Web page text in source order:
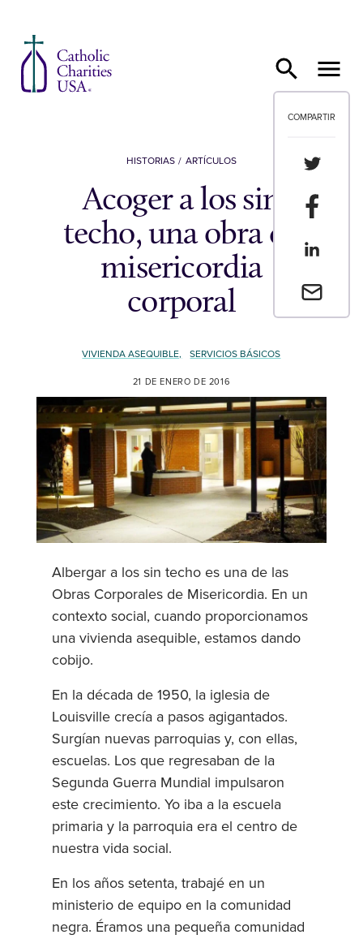
COMPARTIR
Envia un
HISTORIAS ARTÍCULOS
Acoger a los sin
techo, una obra de
misericordia
corporal
VIVIENDA ASEQUIBLE, SERVICIOS BÁSICOS
21 DE ENERO DE 2016
Albergar a los sin techo es una de las
Obras Corporales de Misericordia. En un
contexto social, cuando proporcionamos
una vivienda asequible, estamos dando
cobijo.
En la década de 1950, la iglesia de
Louisville crecía a pasos agigantados.
Surgían nuevas parroquias y, con ellas,
escuelas. Los que regresaban de la
Segunda Guerra Mundial impulsaron
este crecimiento. Yo iba a la escuela
primaria y la parroquia era el centro de
nuestra vida social.
En los años setenta, trabajé en un
ministerio de equipo en la comunidad
negra. Éramos una pequeña comunidad